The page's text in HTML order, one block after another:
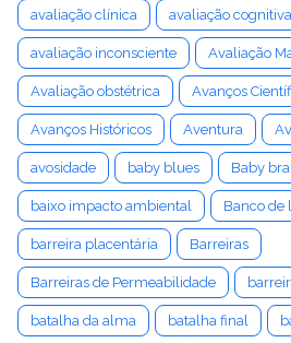
avaliação clínica avaliação cognitiva
avaliação inconsciente Avaliação
Avaliação obstétrica Avanços
Avanços Históricos Aventura
avosidade baby blues Baby
baixo impacto ambiental Banco de
barreira placentária Barreiras
Barreiras de Permeabilidade
batalha da alma batalha final